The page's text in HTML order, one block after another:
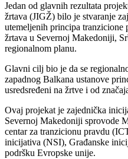
Jedan od glavnih rezultata
žrtava (JIGŽ) bilo je stvaranje
utemeljenih principa
žrtava u Severnoj Makedoniji,
regionalnom planu.
Glavni cilj bio je da se
zapadnog Balkana ustanove
usredsređeni na žrtve i od
Ovaj projekat je zajednička
Severnoj Makedoniji sprovode
centar za tranzicionu pravdu
inicijativa (NSI), Građanske
podršku Evropske unije.